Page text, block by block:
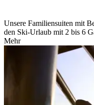
Unsere Familiensuiten mit
den Ski-Urlaub mit 2 bis 6
Mehr